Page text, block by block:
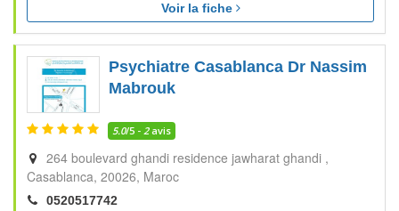
Voir la fiche
Psychiatre Casablanca Dr Nassim
Mabrouk
5.0/5 - 2avis
264 boulevard ghandi residence jawharat ghandi
Casablanca 20026 Maroc
0520517742